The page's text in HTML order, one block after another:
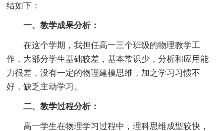
结如下：
一、教学成果分析：
在这个学期，我担任高一三个班级的物理教学工
作，大部分学生基础较差，基本常识少，分析和应用能
力很差，没有一定的物理建模思维，加之学习习惯不
好，缺乏主动学习。
二、教学过程分析：
高一学生在物理学习过程中，理科思维成型较快，